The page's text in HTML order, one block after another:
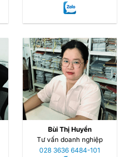
Bùi Thị Huyền
Tư vấn doanh nghiệp
028 3636 6484-101